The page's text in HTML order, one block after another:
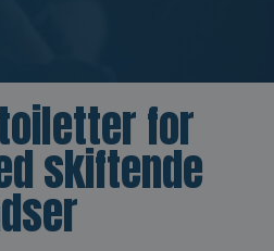
for
skiftende